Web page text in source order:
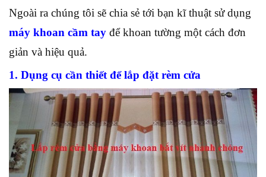
Ngoài ra chúng tôi sẽ chia sẻ tới bạn kĩ thuật sử dụng
máy khoan cầm tay để khoan tường một cách đơn
giản và hiệu quả.
1. Dụng cụ cần thiết để lắp đặt rèm cửa